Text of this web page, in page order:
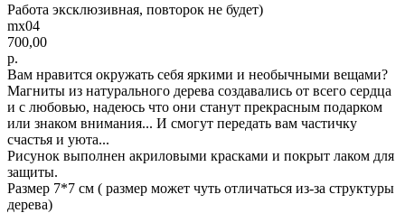
Работа эксклюзивная, повторок не будет)
mx04
700,00
р.
Вам нравится окружать себя яркими и необычными вещами?
Магниты из натурального дерева создавались от всего сердца
и с любовью, надеюсь что они станут прекрасным подарком
или знаком внимания... И смогут передать вам частичку
счастья и уюта...
Рисунок выполнен акриловыми красками и покрыт лаком для
защиты.
Размер 7*7 см ( размер может чуть отличаться из-за структуры
дерева)